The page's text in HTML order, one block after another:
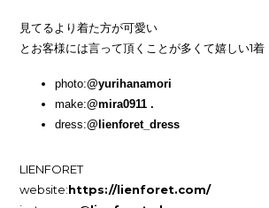
見てるより着た方が可愛い
とお客様には言って頂くことが多くて嬉しい1着
photo:@yurihanamori
make:@mira0911 .
dress:@lienforet_dress
LIENFORET
website:https://lienforet.com/